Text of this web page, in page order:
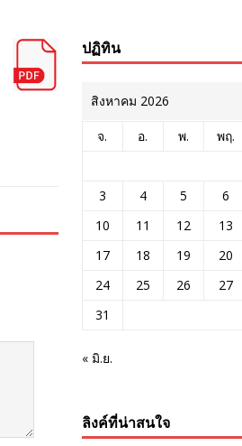
ปฏิทิน
สิงหาคม 2026
จ. อ. พ. พฤ.
3
4 5 6
10
11 12 13
17
18 19 20
24
25 26 27
31
« มิ.ย.
ลิงค์ที่น่าสนใจ